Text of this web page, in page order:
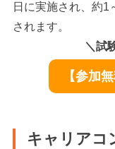
日に実施され、約1
されます。
＼試
【参加
キャリアコ